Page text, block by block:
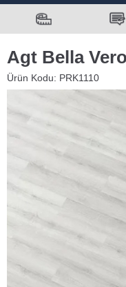
Agt Bella
Ürün Kodu: PRK1110